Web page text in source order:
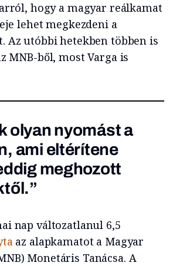
hogy a magyar reálkamat
lehet megkezdeni a
Az utóbbi hetekben többen is
MNB-ből, most Varga is
olyan nyomást a
ami eltérítene
meghozott
nap változatlanul 6,5
az alapkamatot a Magyar
Monetáris Tanácsa. A